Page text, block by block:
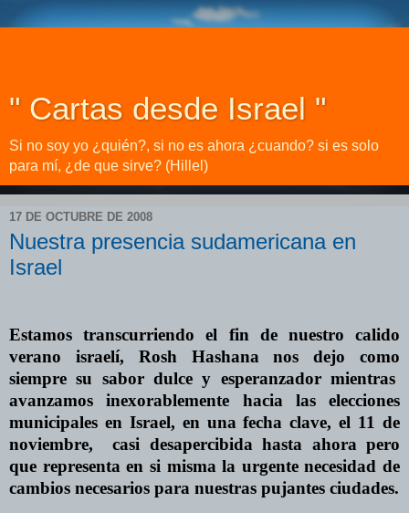
" Cartas desde Israel "
Si no soy yo ¿quién?, si no es ahora ¿cuando? si es solo
para mí, ¿de que sirve? (Hillel)
17 DE OCTUBRE DE 2008
Nuestra presencia sudamericana en
Israel
Estamos transcurriendo el fin de nuestro calido
verano israelí, Rosh Hashana nos dejo como
siempre su sabor dulce y esperanzador mientras
avanzamos inexorablemente hacia las elecciones
municipales en Israel, en una fecha clave, el 11 de
noviembre,
casi desapercibida hasta ahora pero
que representaen si misma la urgente necesidad de
cambios necesarios para nuestras pujantes ciudades.